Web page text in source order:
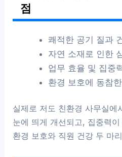
점
쾌적한 공기 질과
자연 소재로 인한
업무 효율 및 집중
환경 보호에 동참
실제로 저도 친환경 사무실에
눈에 띄게 개선되고, 집중력
환경 보호와 직원 건강 두 마